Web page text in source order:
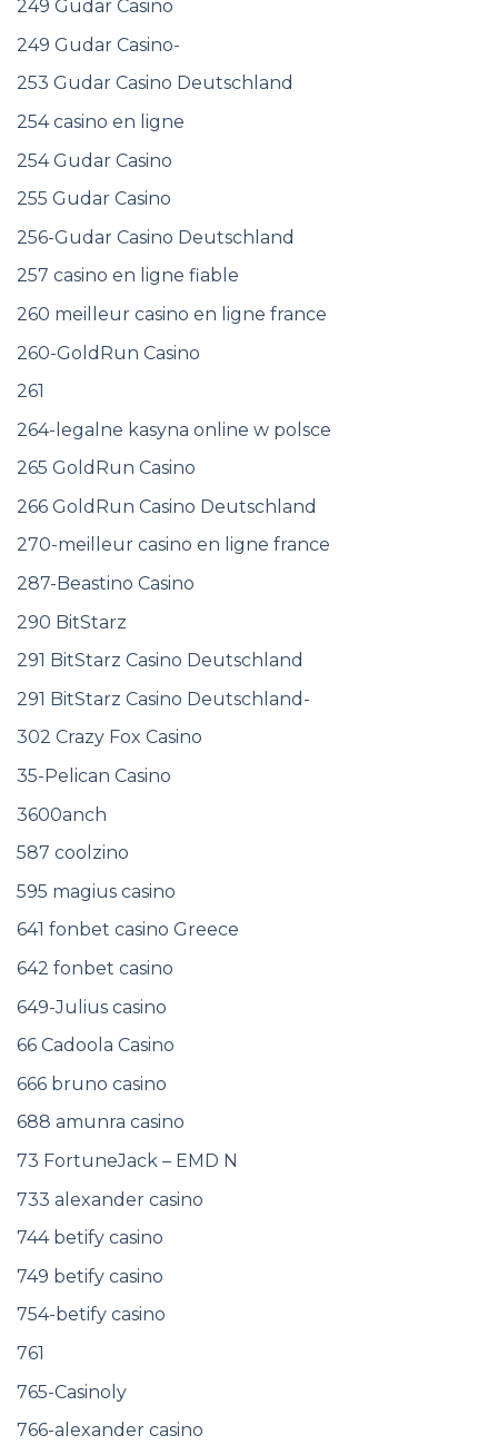
249 Gudar Casino
249 Gudar Casino-
253 Gudar Casino Deutschland
254 casino en ligne
254 Gudar Casino
255 Gudar Casino
256-Gudar Casino Deutschland
257 casino en ligne fiable
260 meilleur casino en ligne france
260-GoldRun Casino
261
264-legalne kasyna online w polsce
265 GoldRun Casino
266 GoldRun Casino Deutschland
270-meilleur casino en ligne france
287-Beastino Casino
290 BitStarz
291 BitStarz Casino Deutschland
291 BitStarz Casino Deutschland-
302 Crazy Fox Casino
35-Pelican Casino
3600anch
587 coolzino
595 magius casino
641 fonbet casino Greece
642 fonbet casino
649-Julius casino
66 Cadoola Casino
666 bruno casino
688 amunra casino
73 FortuneJack – EMD N
733 alexander casino
744 betify casino
749 betify casino
754-betify casino
761
765-Casinoly
766-alexander casino